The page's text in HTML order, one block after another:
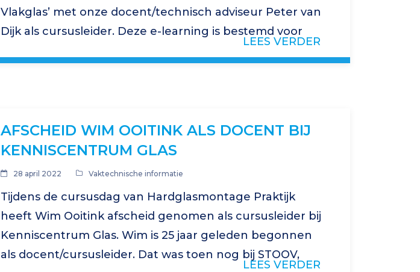
Vlakglas’ met onze docent/technisch adviseur Peter van
Dijk als cursusleider. Deze e-learning is bestemd voor
LEES VERDER
AFSCHEID WIM OOITINK ALS DOCENT BIJ
KENNISCENTRUM GLAS
28 april 2022 Vaktechnische informatie
Tijdens de cursusdag van Hardglasmontage Praktijk
heeft Wim Ooitink afscheid genomen als cursusleider bij
Kenniscentrum Glas. Wim is 25 jaar geleden begonnen
als docent/cursusleider. Dat was toen nog bij STOOV,
LEES VERDER